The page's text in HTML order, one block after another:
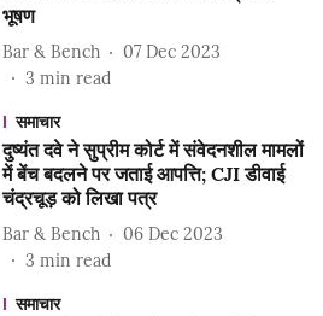
भूषण
Bar & Bench
07 Dec 2023
3 min read
समाचार
दुष्यंत दवे ने सुप्रीम कोर्ट में संवेदनशील मामलों
में बेंच बदलने पर जताई आपत्ति; CJI डीवाई
चंद्रचूड़ को लिखा पत्र
Bar & Bench
06 Dec 2023
3 min read
समाचार